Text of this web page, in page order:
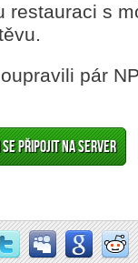
restauraci s
pár
se připojit na server